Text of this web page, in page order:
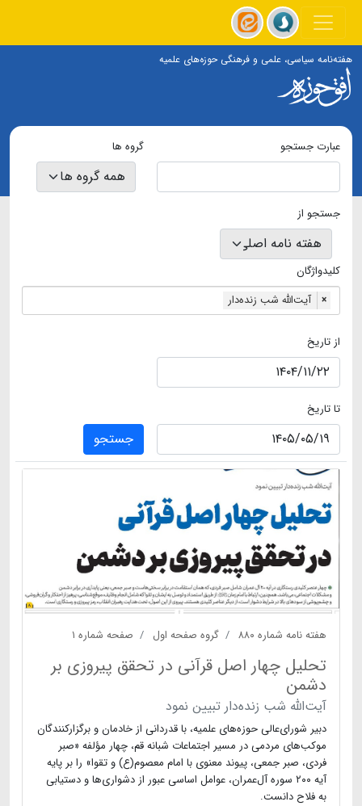
هفته‌نامه سیاسی، علمی و فرهنگی حوزه‌های علمیه
عبارت جستجو گروه ها
جستجو از
کلیدواژگان
آیت‌الله شب زنده‌دار
×
از تاریخ
تا تاریخ
جستجو
هفته نامه شماره ۸۸۰ گروه صفحه اول صفحه شماره ۱
تحلیل چهار اصل قرآنی در تحقق پیروزی بر
دشمن
آیت‌الله شب زنده‌دار تبیین نمود
دبیر شورای‌عالی حوزه‌های علمیه، با قدردانی از خادمان و برگزارکنندگان
موکب‌های مردمی در مسیر اجتماعات شبانه قم، چهار مؤلفه «صبر
فردی، صبر جمعی، پیوند معنوی با امام معصوم(ع) و تقوا» را بر پایه
آیه ۲۰۰ سوره آل‌عمران، عوامل اساسی عبور از دشواری‌ها و دستیابی
به فلاح دانست.